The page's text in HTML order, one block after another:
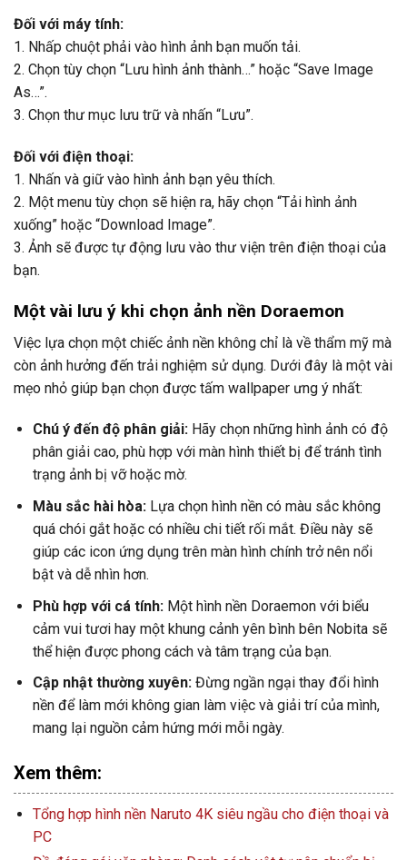
Đối với máy tính:
1. Nhấp chuột phải vào hình ảnh bạn muốn tải.
2. Chọn tùy chọn “Lưu hình ảnh thành…” hoặc “Save Image
As…”.
3. Chọn thư mục lưu trữ và nhấn “Lưu”.
Đối với điện thoại:
1. Nhấn và giữ vào hình ảnh bạn yêu thích.
2. Một menu tùy chọn sẽ hiện ra, hãy chọn “Tải hình ảnh
xuống” hoặc “Download Image”.
3. Ảnh sẽ được tự động lưu vào thư viện trên điện thoại của
bạn.
Một vài lưu ý khi chọn ảnh nền Doraemon
Việc lựa chọn một chiếc ảnh nền không chỉ là về thẩm mỹ mà
còn ảnh hưởng đến trải nghiệm sử dụng. Dưới đây là một vài
mẹo nhỏ giúp bạn chọn được tấm wallpaper ưng ý nhất:
Chú ý đến độ phân giải:Hãy chọn những hình ảnh có độ
phân giải cao, phù hợp với màn hình thiết bị để tránh tình
trạng ảnh bị vỡ hoặc mờ.
Màu sắc hài hòa:Lựa chọn hình nền có màu sắc không
quá chói gắt hoặc có nhiều chi tiết rối mắt. Điều này sẽ
giúp các icon ứng dụng trên màn hình chính trở nên nổi
bật và dễ nhìn hơn.
Phù hợp với cá tính:Một hình nền Doraemon với biểu
cảm vui tươi hay một khung cảnh yên bình bên Nobita sẽ
thể hiện được phong cách và tâm trạng của bạn.
Cập nhật thường xuyên:Đừng ngần ngại thay đổi hình
nền để làm mới không gian làm việc và giải trí của mình,
mang lại nguồn cảm hứng mới mỗi ngày.
Xem thêm:
Tổng hợp hình nền Naruto 4K siêu ngầu cho điện thoại và
PC